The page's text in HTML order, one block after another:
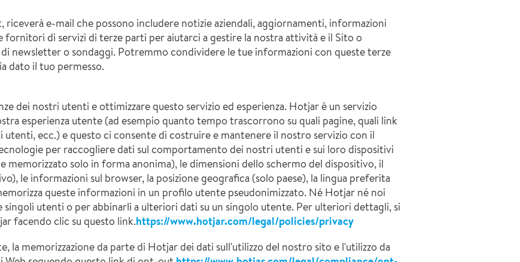
e-mail che possono includere notizie aziendali, aggiornamenti, informazioni
di servizi di terze parti per aiutarci a gestire la nostra attività e il Sito o
newsletter o sondaggi. Potremmo condividere le tue informazioni con queste terze
dato il tuo permesso.
dei nostri utenti e ottimizzare questo servizio ed esperienza. Hotjar è un servizio
esperienza utente (ad esempio quanto tempo trascorrono su quali pagine, quali link
utenti, ecc.) e questo ci consente di costruire e mantenere il nostro servizio con il
per raccogliere dati sul comportamento dei nostri utenti e sui loro dispositivi
solo in forma anonima), le dimensioni dello schermo del dispositivo, il
le informazioni sul browser, la posizione geografica (solo paese), la lingua preferita
queste informazioni in un profilo utente pseudonimizzato. Né Hotjar né noi
utenti o per abbinarli a ulteriori dati su un singolo utente. Per ulteriori dettagli, si
facendo clic su questo link.https://www.hotjar.com/legal/policies/privacy
la memorizzazione da parte di Hotjar dei dati sull'utilizzo del nostro sito e l'utilizzo da